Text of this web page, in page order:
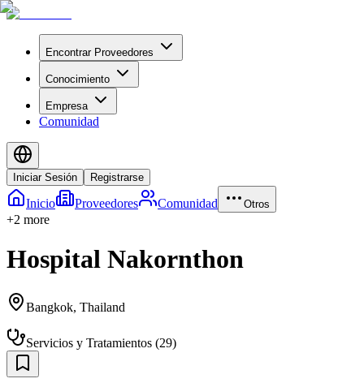
Encontrar Proveedores
Conocimiento
Empresa
Comunidad
Iniciar Sesión Registrarse
Inicio Proveedores Comunidad Otros
+2 more
Hospital Nakornthon
Bangkok, Thailand
Servicios y Tratamientos (29)